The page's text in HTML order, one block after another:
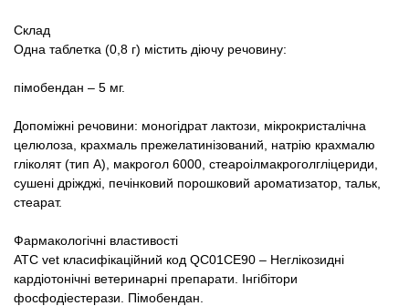
Склад
Одна таблетка (0,8 г) містить діючу речовину:
пімобендан – 5 мг.
Допоміжні речовини: моногідрат лактози, мікрокристалічна
целюлоза, крахмаль прежелатинізований, натрію крахмалю
гліколят (тип А), макрогол 6000, стеароілмакроголгліцериди,
сушені дріжджі, печінковий порошковий ароматизатор, тальк,
стеарат.
Фармакологічні властивості
ATC vet класифікаційний код QC01CE90 – Неглікозидні
кардіотонічні ветеринарні препарати. Інгібітори
фосфодіестерази. Пімобендан.
Архів / Знято з виробництва